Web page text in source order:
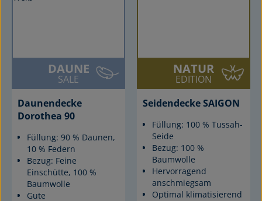
DAUNE
SALE
Daunendecke
Dorothea 90
Füllung: 90 % Daunen,
10 % Federn
Bezug: Feine
Einschütte, 100 %
Baumwolle
Gute
NATUR
EDITION
Seidendecke SAIGON
Füllung: 100 % Tussah-
Seide
Bezug: 100 %
Baumwolle
Hervorragend
anschmiegsam
Optimal klimatisierend